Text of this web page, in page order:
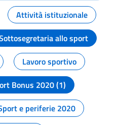
Attività istituzionale
allo sport
Lavoro sportivo
Bonus 2020 (1)
e periferie 2020